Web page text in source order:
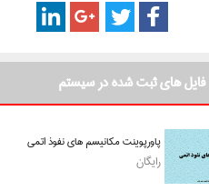
های ثبت شده در سیستم
پاورپوینت مکانیسم های نفوذ اتمی
رایگان